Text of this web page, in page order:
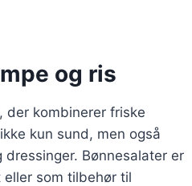
og ris
kombinerer friske
kun sund, men også
Bønnesalater er
som tilbehør til